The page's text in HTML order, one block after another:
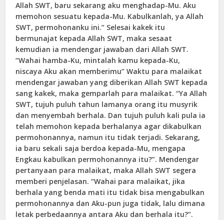
Allah SWT, baru sekarang aku menghadap-Mu. Aku
memohon sesuatu kepada-Mu. Kabulkanlah, ya Allah
SWT, permohonanku ini.” Selesai kakek itu
bermunajat kepada Allah SWT, maka sesaat
kemudian ia mendengar jawaban dari Allah SWT.
“Wahai hamba-Ku, mintalah kamu kepada-Ku,
niscaya Aku akan memberimu” Waktu para malaikat
mendengar jawaban yang diberikan Allah SWT kepada
sang kakek, maka gemparlah para malaikat. “Ya Allah
SWT, tujuh puluh tahun lamanya orang itu musyrik
dan menyembah berhala. Dan tujuh puluh kali pula ia
telah memohon kepada berhalanya agar dikabulkan
permohonannya, namun itu tidak terjadi. Sekarang,
ia baru sekali saja berdoa kepada-Mu, mengapa
Engkau kabulkan permohonannya itu?”. Mendengar
pertanyaan para malaikat, maka Allah SWT segera
memberi penjelasan. “Wahai para malaikat, jika
berhala yang benda mati itu tidak bisa mengabulkan
permohonannya dan Aku-pun juga tidak, lalu dimana
letak perbedaannya antara Aku dan berhala itu?”.